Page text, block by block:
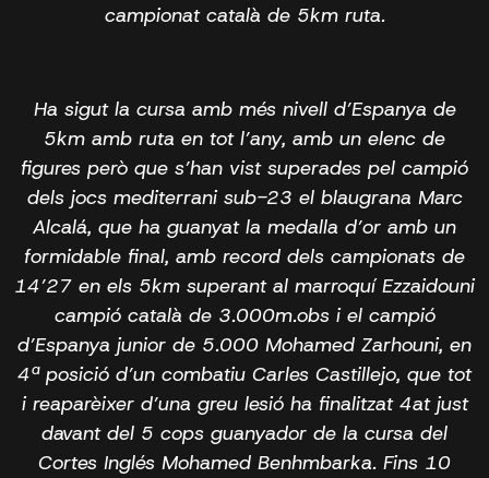
campionat català de 5km ruta.
Ha sigut la cursa amb més nivell d’Espanya de
5km amb ruta en tot l’any, amb un elenc de
figures però que s’han vist superades pel campió
dels jocs mediterrani sub-23 el blaugrana Marc
Alcalá, que ha guanyat la medalla d’or amb un
formidable final, amb record dels campionats de
14’27 en els 5km superant al marroquí Ezzaidouni
campió català de 3.000m.obs i el campió
d’Espanya junior de 5.000 Mohamed Zarhouni, en
4ª posició d’un combatiu Carles Castillejo, que tot
i reaparèixer d’una greu lesió ha finalitzat 4at just
davant del 5 cops guanyador de la cursa del
Cortes Inglés Mohamed Benhmbarka. Fins 10